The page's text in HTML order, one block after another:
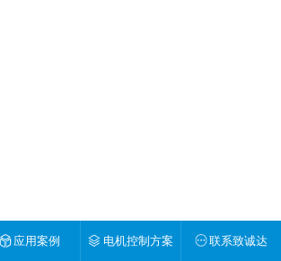
应用案例 电机控制方案 联系致诚达